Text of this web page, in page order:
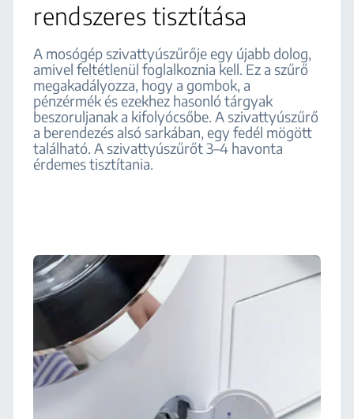
rendszeres tisztítása
A mosógép szivattyúszűrője egy újabb dolog,
amivel feltétlenül foglalkoznia kell. Ez a szűrő
megakadályozza, hogy a gombok, a
pénzérmék és ezekhez hasonló tárgyak
beszoruljanak a kifolyócsőbe. A szivattyúszűrő
a berendezés alsó sarkában, egy fedél mögött
található. A szivattyúszűrőt 3–4 havonta
érdemes tisztítania.